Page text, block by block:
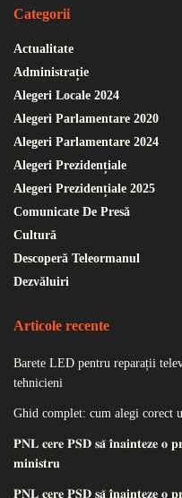
Categorii
Actualitate
Administrație
Alegeri Locale 2024
Alegeri Parlamentare 2020
Alegeri Parlamentare 2024
Alegeri Prezidențiale
Alegeri Prezidențiale 2025
Comunicate De Presă
Cultură
Descoperă Teleormanul
Dezvăluiri
Articole recente
Barete LED pentru reparații
tehnicieni
Ghid complet: cum alegi corect
𝐏𝐍𝐋 𝐜𝐞𝐫𝐞 𝐏𝐒𝐃 𝐬𝐚̆ 𝐢̂𝐧𝐚𝐢𝐧𝐭𝐞𝐳𝐞 𝐨
𝐦𝐢𝐧𝐢𝐬𝐭𝐫𝐮
𝐏𝐍𝐋 𝐜𝐞𝐫𝐞 𝐏𝐒𝐃 𝐬𝐚̆ 𝐢̂𝐧𝐚𝐢𝐧𝐭𝐞𝐳𝐞 𝐨